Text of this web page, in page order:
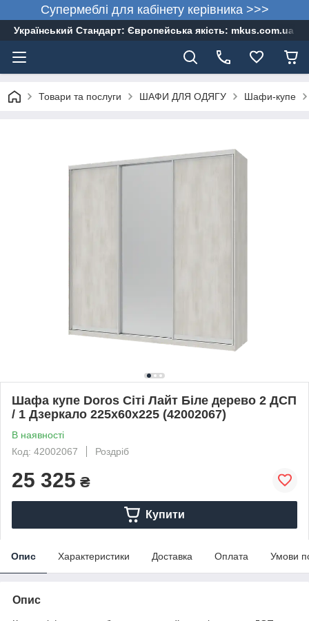
Супермеблі для кабінету керівника >>>
Український Стандарт: Європейська якість: mkus.com.ua
Товари та послуги ШАФИ ДЛЯ ОДЯГУ Шафи-купе
Шафа купе Doros Сіті Лайт Біле дерево 2 ДСП
/ 1 Дзеркало 225х60х225 (42002067)
В наявності
Код: 42002067
Роздріб
25 325 ₴
Купити
Опис Характеристики Доставка Оплата Умови
Опис